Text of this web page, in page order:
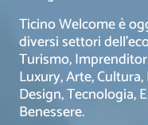
Ticino Welcome è
diversi settori
Turismo,
Luxury, Arte,
Design, Tecnologia,
Benessere.